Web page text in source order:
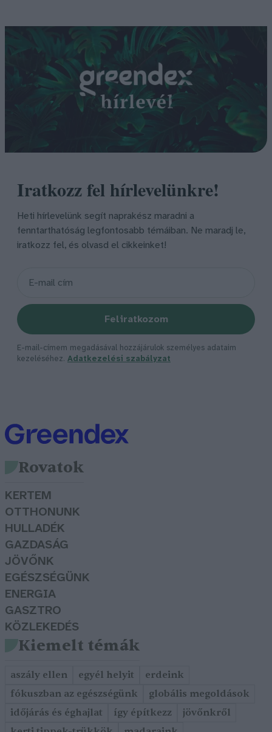
Iratkozz fel hírlevelünkre!
Heti hírlevelünk segít naprakész maradni a
fenntarthatóság legfontosabb témáiban. Ne maradj le,
iratkozz fel, és olvasd el cikkeinket!
Feliratkozom
E-mail-címem megadásával hozzájárulok személyes adataim
kezeléséhez. Adatkezelési szabályzat
Rovatok
KERTEM
OTTHONUNK
HULLADÉK
GAZDASÁG
JÖVŐNK
EGÉSZSÉGÜNK
ENERGIA
GASZTRO
KÖZLEKEDÉS
Kiemelt témák
aszály ellen egyél helyit
erdeink
fókuszban az egészségünk
globális megoldások
időjárás és éghajlat
így építkezz
jövőnkről